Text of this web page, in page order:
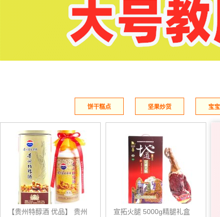
饼干糕点 坚果炒货 宝
【贵州特醇酒 优品】 贵州
宣拓火腿 5000g精腿礼盒